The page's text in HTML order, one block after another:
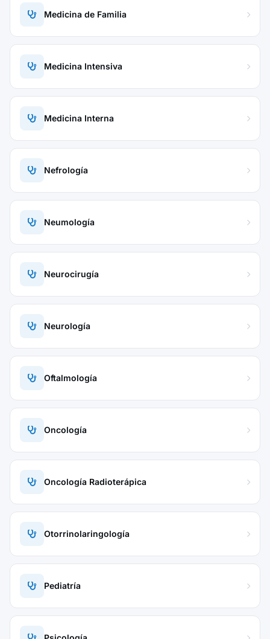
Medicina de Familia
Medicina Intensiva
Medicina Interna
Nefrología
Neumología
Neurocirugía
Neurología
Oftalmología
Oncología
Oncología Radioterápica
Otorrinolaringología
Pediatría